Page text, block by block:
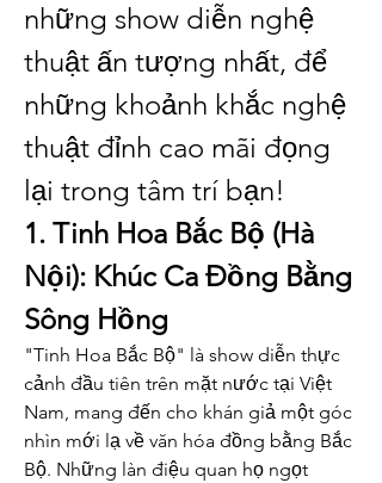
những show diễn nghệ
thuật ấn tượng nhất, để
những khoảnh khắc nghệ
thuật đỉnh cao mãi đọng
lại trong tâm trí bạn!
1. Tinh Hoa Bắc Bộ (Hà
Nội): Khúc Ca Đồng Bằng
Sông Hồng
"Tinh Hoa Bắc Bộ" là show diễn thực
cảnh đầu tiên trên mặt nước tại Việt
Nam, mang đến cho khán giả một góc
nhìn mới lạ về văn hóa đồng bằng Bắc
Bộ. Những làn điệu quan họ ngọt